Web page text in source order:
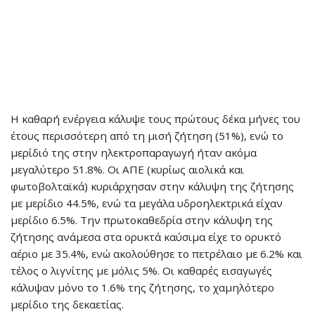
Η καθαρή ενέργεια κάλυψε τους πρώτους δέκα μήνες του
έτους περισσότερη από τη μισή ζήτηση (51%), ενώ το
μερίδιό της στην ηλεκτροπαραγωγή ήταν ακόμα
μεγαλύτερο 51.8%. Οι ΑΠΕ (κυρίως αιολικά και
φωτοβολταϊκά) κυριάρχησαν στην κάλυψη της ζήτησης
με μερίδιο 44.5%, ενώ τα μεγάλα υδροηλεκτρικά είχαν
μερίδιο 6.5%. Την πρωτοκαθεδρία στην κάλυψη της
ζήτησης ανάμεσα στα ορυκτά καύσιμα είχε το ορυκτό
αέριο με 35.4%, ενώ ακολούθησε το πετρέλαιο με 6.2% και
τέλος ο λιγνίτης με μόλις 5%. Οι καθαρές εισαγωγές
κάλυψαν μόνο το 1.6% της ζήτησης, το χαμηλότερο
μερίδιο της δεκαετίας.